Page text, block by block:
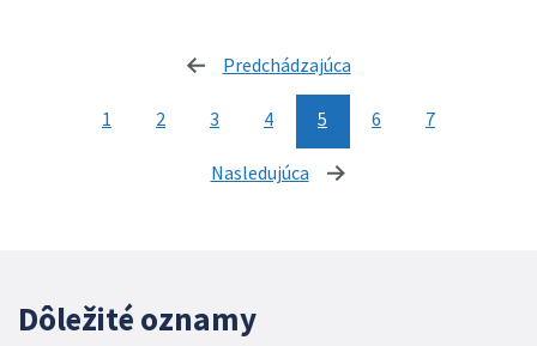
Predchádzajúca
1 2 3 4 5 6 7
Nasledujúca stránka
Dôležité oznamy